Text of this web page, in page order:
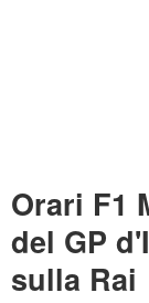
Orari F1
del GP
sulla Rai